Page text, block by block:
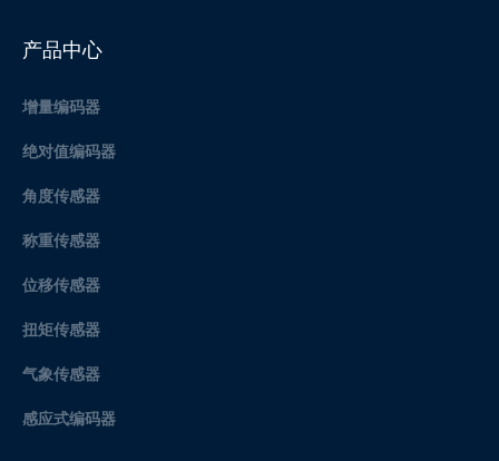
产品中心
增量编码器
绝对值编码器
角度传感器
称重传感器
位移传感器
扭矩传感器
气象传感器
感应式编码器